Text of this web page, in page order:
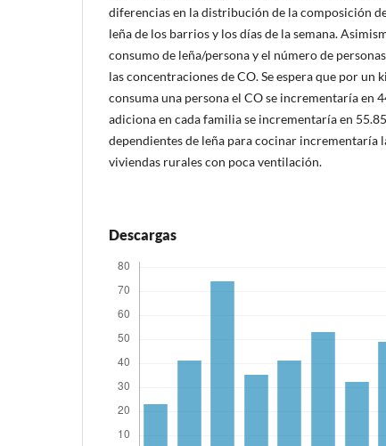
diferencias en la distribución de la composición
leña de los barrios y los días de la semana.
consumo de leña/persona y el número de
las concentraciones de CO. Se espera que por un
consuma una persona el CO se incrementaría en
adiciona en cada familia se incrementaría en
dependientes de leña para cocinar incrementaría
viviendas rurales con poca ventilación.
Descargas